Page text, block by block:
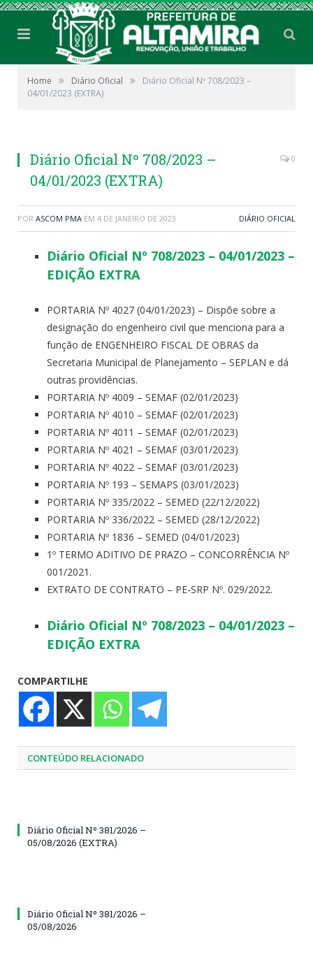
Home » Diário Oficial »
Diário Oficial Nº 708/2023 –
04/01/2023 (EXTRA)
Diário Oficial Nº 708/2023 –
04/01/2023 (EXTRA)
0
POR ASCOM PMA EM 4 DE JANEIRO DE 2023 DIÁRIO OFICIAL
Diário Oficial Nº 708/2023 – 04/01/2023 –
EDIÇÃO EXTRA
PORTARIA Nº 4027 (04/01/2023) – Dispõe sobre a
designação do engenheiro civil que menciona para a
função de ENGENHEIRO FISCAL DE OBRAS da
Secretaria Municipal de Planejamento – SEPLAN e dá
outras providências.
PORTARIA Nº 4009 – SEMAF (02/01/2023)
PORTARIA Nº 4010 – SEMAF (02/01/2023)
PORTARIA Nº 4011 – SEMAF (02/01/2023)
PORTARIA Nº 4021 – SEMAF (03/01/2023)
PORTARIA Nº 4022 – SEMAF (03/01/2023)
PORTARIA Nº 193 – SEMAPS (03/01/2023)
PORTARIA Nº 335/2022 – SEMED (22/12/2022)
PORTARIA Nº 336/2022 – SEMED (28/12/2022)
PORTARIA Nº 1836 – SEMED (04/01/2023)
1º TERMO ADITIVO DE PRAZO – CONCORRÊNCIA Nº
001/2021.
EXTRATO DE CONTRATO – PE-SRP Nº. 029/2022.
Diário Oficial Nº 708/2023 – 04/01/2023 –
EDIÇÃO EXTRA
COMPARTILHE
CONTEÚDO RELACIONADO
Diário Oficial Nº 381/2026 –
05/08/2026 (EXTRA)
Diário Oficial Nº 381/2026 –
05/08/2026